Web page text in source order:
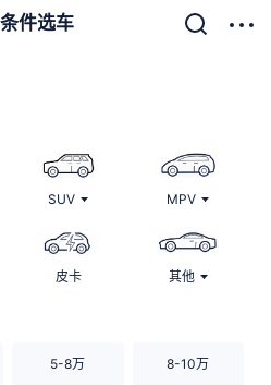
件选车
SUV MPV
皮卡 其他
5-8万 8-10万